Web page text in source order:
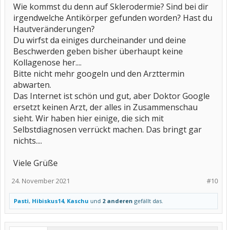
Wie kommst du denn auf Sklerodermie? Sind bei dir
irgendwelche Antikörper gefunden worden? Hast du
Hautveränderungen?
Du wirfst da einiges durcheinander und deine
Beschwerden geben bisher überhaupt keine
Kollagenose her....
Bitte nicht mehr googeln und den Arzttermin
abwarten.
Das Internet ist schön und gut, aber Doktor Google
ersetzt keinen Arzt, der alles in Zusammenschau
sieht. Wir haben hier einige, die sich mit
Selbstdiagnosen verrückt machen. Das bringt gar
nichts....
Viele Grüße
#10
24. November 2021
Pasti, Hibiskus14, Kaschu und 2 anderen gefällt das.